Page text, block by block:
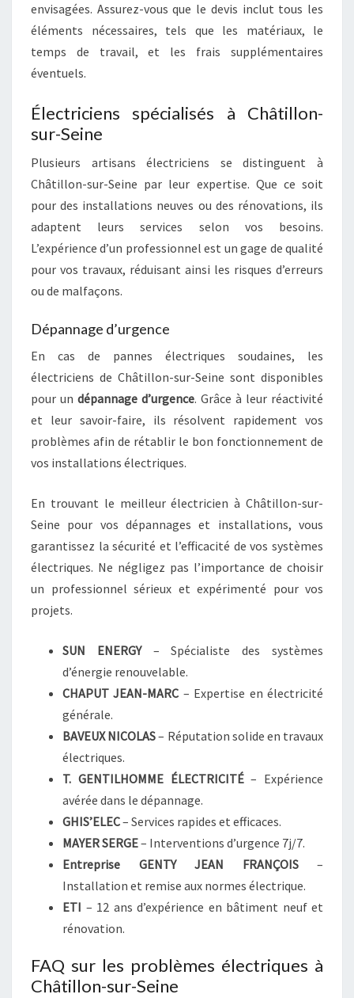
envisagées. Assurez-vous que le devis inclut tous les
éléments nécessaires, tels que les matériaux, le
temps de travail, et les frais supplémentaires
éventuels.
Électriciens spécialisés à Châtillon-
sur-Seine
Plusieurs artisans électriciens se distinguent à
Châtillon-sur-Seine par leur expertise. Que ce soit
pour des installations neuves ou des rénovations, ils
adaptent leurs services selon vos besoins.
L’expérience d’un professionnel est un gage de qualité
pour vos travaux, réduisant ainsi les risques d’erreurs
ou de malfaçons.
Dépannage d’urgence
En cas de pannes électriques soudaines, les
électriciens de Châtillon-sur-Seine sont disponibles
pour un dépannage d’urgence. Grâce à leur réactivité
et leur savoir-faire, ils résolvent rapidement vos
problèmes afin de rétablir le bon fonctionnement de
vos installations électriques.
En trouvant le meilleur électricien à Châtillon-sur-
Seine pour vos dépannages et installations, vous
garantissez la sécurité et l’efficacité de vos systèmes
électriques. Ne négligez pas l’importance de choisir
un professionnel sérieux et expérimenté pour vos
projets.
SUN ENERGY– Spécialiste des systèmes
d’énergie renouvelable.
CHAPUT JEAN-MARC – Expertise en électricité
générale.
BAVEUX NICOLAS– Réputation solide en travaux
électriques.
T. GENTILHOMME ÉLECTRICITÉ– Expérience
avérée dans le dépannage.
GHIS’ELEC– Services rapides et efficaces.
MAYER SERGE– Interventions d’urgence 7j/7.
Entreprise GENTY JEAN FRANÇOIS–
Installation et remise aux normes électrique.
ETI – 12 ans d’expérience en bâtiment neuf et
rénovation.
FAQ sur les problèmes électriques à
Châtillon-sur-Seine